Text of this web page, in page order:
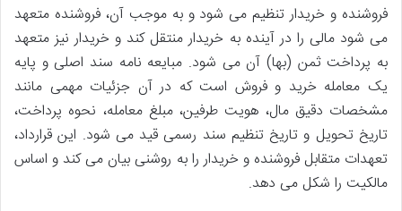
فروشنده و خریدار تنظیم می شود و به موجب آن، فروشنده متعهد
می شود مالی را در آینده به خریدار منتقل کند و خریدار نیز متعهد
به پرداخت ثمن (بها) آن می شود. مبایعه نامه سند اصلی و پایه
یک معامله خرید و فروش است که در آن جزئیات مهمی مانند
مشخصات دقیق مال، هویت طرفین، مبلغ معامله، نحوه پرداخت،
تاریخ تحویل و تاریخ تنظیم سند رسمی قید می شود. این قرارداد،
تعهدات متقابل فروشنده و خریدار را به روشنی بیان می کند و اساس
مالکیت را شکل می دهد.